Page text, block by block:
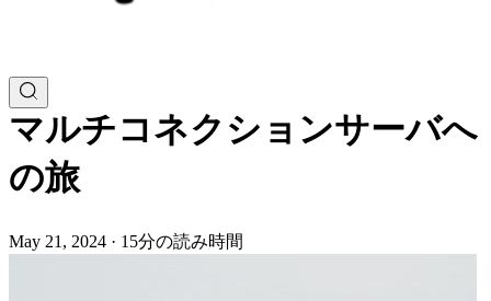
マルチコネクションサーバへ
の旅
May 21, 2024 · 15分の読み時間